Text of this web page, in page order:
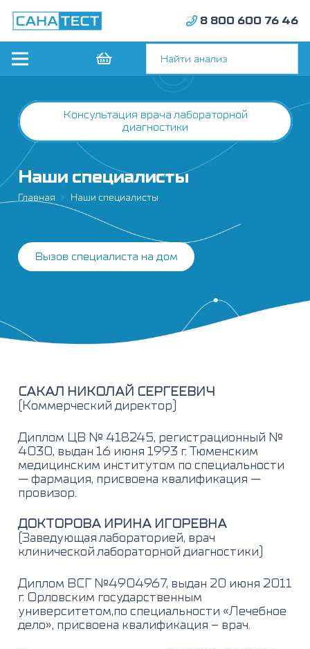
8 800 600 76 46
Консультация врача лабораторной
диагностики
Наши специалисты
Главная Наши специалисты
Вызов специалиста на дом
САКАЛ НИКОЛАЙ СЕРГЕЕВИЧ
(Коммерческий директор)
Диплом ЦВ № 418245, регистрационный №
4030, выдан 16 июня 1993 г. Тюменским
медицинским институтом по специальности
— фармация, присвоена квалификация —
провизор.
ДОКТОРОВА ИРИНА ИГОРЕВНА
(Заведующая лабораторией, врач
клинической лабораторной диагностики)
Диплом ВСГ №4904967, выдан 20 июня 2011
г. Орловским государственным
университетом,по специальности «Лечебное
дело», присвоена квалификация – врач.